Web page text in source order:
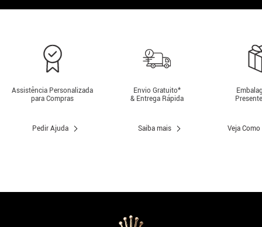
Assistência Personalizada
para Compras
Pedir Ajuda
Envio Gratuito*
& Entrega Rápida
Saiba mais Veja